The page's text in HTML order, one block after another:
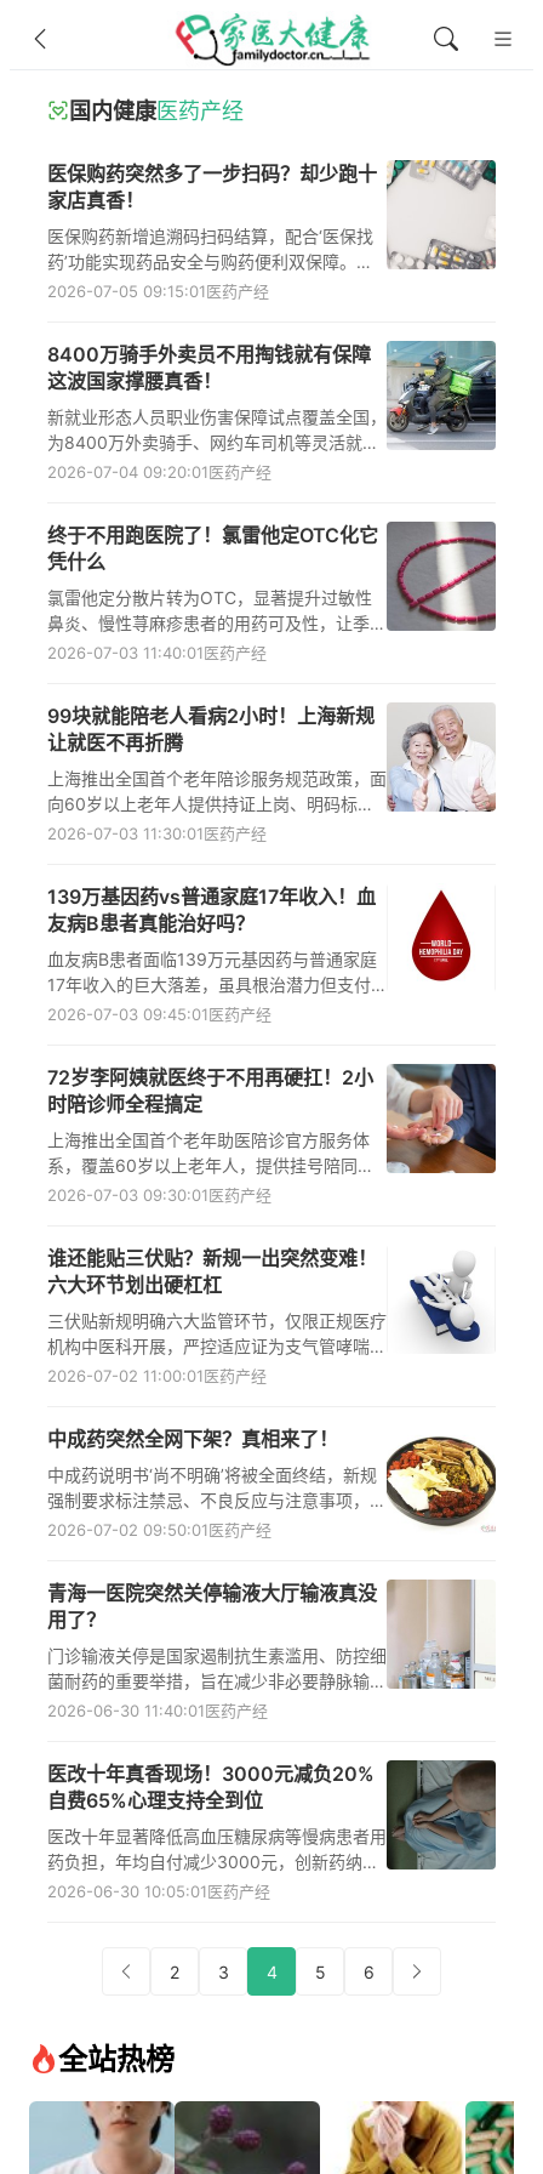
国内健康医药产经
医保购药突然多了一步扫码？却少跑十
家店真香！
医保购药新增追溯码扫码结算，配合‘医保找
药’功能实现药品安全与购药便利双保障。慢
性病患者、异地就医人群及全体参保群众均可
2026-07-05 09:15:01医药产经
8400万骑手外卖员不用掏钱就有保障
这波国家撑腰真香！
新就业形态人员职业伤害保障试点覆盖全国，
为8400万外卖骑手、网约车司机等灵活就业
者提供工伤医疗、伤残补助与身故抚恤等保
2026-07-04 09:20:01医药产经
终于不用跑医院了！氯雷他定OTC化它
凭什么
氯雷他定分散片转为OTC，显著提升过敏性
鼻炎、慢性荨麻疹患者的用药可及性，让季节
性过敏与慢性过敏患者更便捷安全地自我药
2026-07-03 11:40:01医药产经
99块就能陪老人看病2小时！上海新规
让就医不再折腾
上海推出全国首个老年陪诊服务规范政策，面
向60岁以上老年人提供持证上岗、明码标
价、全流程覆盖的陪诊服务，99元享2小时专
感。
2026-07-03 11:30:01医药产经
139万基因药vs普通家庭17年收入！血
友病B患者真能治好吗？
血友病B患者面临139万元基因药与普通家庭
17年收入的巨大落差，虽具根治潜力但支付
困境突出；医保分期支付、商保接入与国家专
2026-07-03 09:45:01医药产经
72岁李阿姨就医终于不用再硬扛！2小
时陪诊师全程搞定
上海推出全国首个老年助医陪诊官方服务体
系，覆盖60岁以上老年人，提供挂号陪同、
检查引导、医患沟通、用药提醒等全流程服
就医效率与安全感。
2026-07-03 09:30:01医药产经
谁还能贴三伏贴？新规一出突然变难！
六大环节划出硬杠杠
三伏贴新规明确六大监管环节，仅限正规医疗
机构中医科开展，严控适应证为支气管哮喘、
慢性支气管炎等虚寒证疾病，保障民众冬病夏
2026-07-02 11:00:01医药产经
中成药突然全网下架？真相来了！
中成药说明书‘尚不明确’将被全面终结，新规
强制要求标注禁忌、不良反应与注意事项，显
著提升老人、儿童、孕妇及慢性病患者用药安
2026-07-02 09:50:01医药产经
青海一医院突然关停输液大厅输液真没
用了？
门诊输液关停是国家遏制抗生素滥用、防控细
菌耐药的重要举措，旨在减少非必要静脉输液
带来的过敏性休克、静脉炎等风险，引导公众
2026-06-30 11:40:01医药产经
医改十年真香现场！3000元减负20%
自费65%心理支持全到位
医改十年显著降低高血压糖尿病等慢病患者用
药负担，年均自付减少3000元，创新药纳入
医保使自费比例从60%降至20%以下，心理
2026-06-30 10:05:01医药产经
2 3 4 5 6
全站热榜